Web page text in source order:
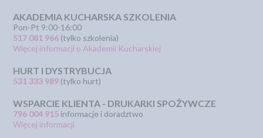
AKADEMIA KUCHARSKA SZKOLENIA
Pon-Pt 9:00-16:00
517 081 966 (tylko szkolenia)
Więcej informacji o Akademii Kucharskiej
HURT I DYSTRYBUCJA
531 333 989 (tylko hurt)
WSPARCIE KLIENTA - DRUKARKI SPOŻYWCZE
796 004 915 informacje i doradztwo
Więcej informacji